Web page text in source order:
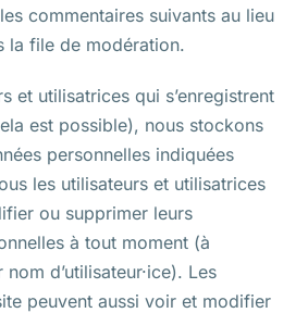
commentaires suivants au lieu
la file de modération.
et utilisatrices qui s’enregistrent
est possible), nous stockons
personnelles indiquées
les utilisateurs et utilisatrices
ou supprimer leurs
à tout moment (à
d’utilisateur·ice). Les
peuvent aussi voir et modifier